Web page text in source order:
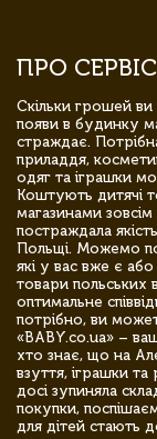
ПРО
Скільки грошей ви
появи в будинку
страждає.
приладдя,
одяг та іграшки
Коштують дитячі
магазинами
постраждала
Польщі. Можемо
які у вас вже є
товари польських
оптимальне
потрібно, ви
«BABY.co.ua» –
хто знає, що на
взуття, іграшки та
досі зупиняла
покупки,
для дітей стають